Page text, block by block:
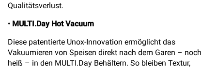
Qualitätsverlust.
• MULTI.Day Hot Vacuum
Diese patentierte Unox-Innovation ermöglicht das
Vakuumieren von Speisen direkt nach dem Garen – noch
heiß – in den MULTI.Day Behältern. So bleiben Textur,